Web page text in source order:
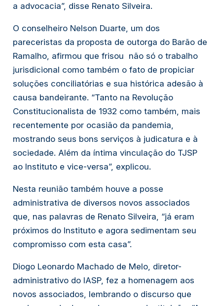
a advocacia”, disse Renato Silveira.
O conselheiro Nelson Duarte, um dos
pareceristas da proposta de outorga do Barão de
Ramalho, afirmou que frisou não só o trabalho
jurisdicional como também o fato de propiciar
soluções conciliatórias e sua histórica adesão à
causa bandeirante. “Tanto na Revolução
Constitucionalista de 1932 como também, mais
recentemente por ocasião da pandemia,
mostrando seus bons serviços à judicatura e à
sociedade. Além da íntima vinculação do TJSP
ao Instituto e vice-versa”, explicou.
Nesta reunião também houve a posse
administrativa de diversos novos associados
que, nas palavras de Renato Silveira, “já eram
próximos do Instituto e agora sedimentam seu
compromisso com esta casa”.
Diogo Leonardo Machado de Melo, diretor-
administrativo do IASP, fez a homenagem aos
novos associados, lembrando o discurso que